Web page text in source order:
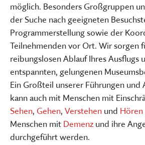
möglich. Besonders Großgruppen
der Suche nach geeigneten
Programmerstellung sowie der
Teilnehmenden vor Ort. Wir sorgen
reibungslosen Ablauf Ihres Ausflugs
entspannten, gelungenen
Ein Großteil unserer Führungen
kann auch mit Menschen mit
Sehen, Gehen, Verstehen und Hören
Menschen mit Demenz und ihre
durchgeführt werden.